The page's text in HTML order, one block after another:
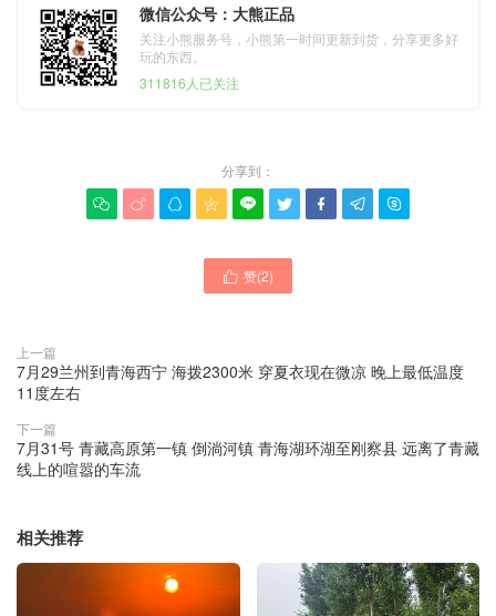
微信公众号：大熊正品
关注小熊服务号，小熊第一时间更新到货，分享更多好
玩的东西。
311816人已关注
分享到：
        
 赞(2)
上一篇
7月29兰州到青海西宁 海拨2300米 穿夏衣现在微凉 晚上最低温度
11度左右
下一篇
7月31号 青藏高原第一镇 倒淌河镇 青海湖环湖至刚察县 远离了青藏
线上的喧嚣的车流
相关推荐